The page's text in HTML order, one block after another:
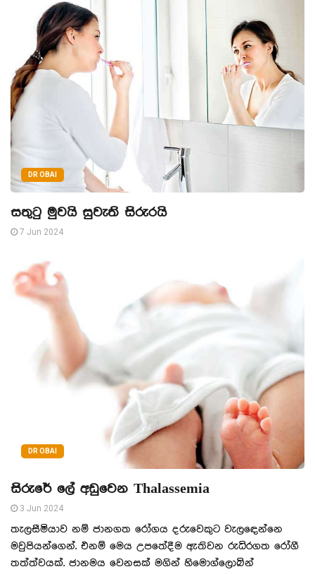
DR OBAI
සතුටු මුවයි සුවැති සිරුරයි
7 Jun 2024
DR OBAI
සිරුරේ ලේ අඩුවෙන Thalassemia
3 Jun 2024
තැලසීමියාව නම් ජානගත රෝගය දරුවෙකුට වැලඳෙන්නෙ
මවුපියන්ගෙන්. එනම් මෙය උපතේදීම ඇතිවන රුධිරගත රෝගී
තත්ත්වයක්. ජානමය වෙනසක් මගින් හිමොග්ලොබින්